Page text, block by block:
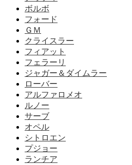
ボルボ
フォード
ＧＭ
クライスラー
フィアット
フェラーリ
ジャガー＆ダイムラー
ローバー
アルファロメオ
ルノー
サーブ
オペル
シトロエン
プジョー
ランチア